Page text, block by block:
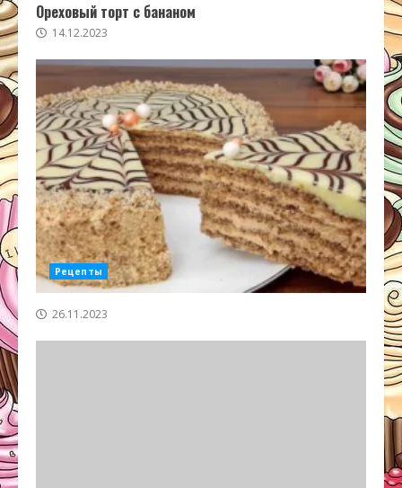
Ореховый торт с бананом
14.12.2023
Рецепты
26.11.2023